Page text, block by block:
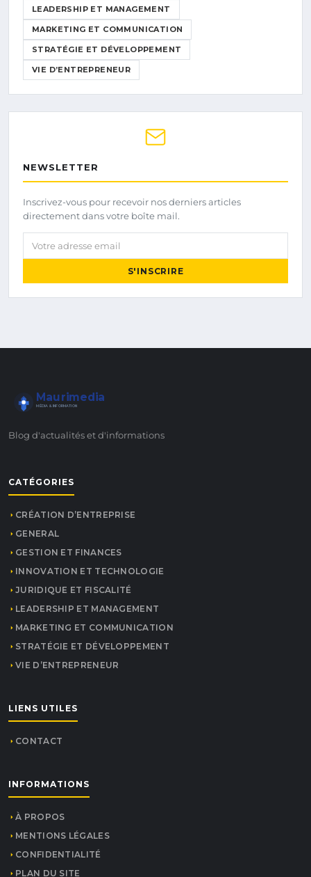
LEADERSHIP ET MANAGEMENT
MARKETING ET COMMUNICATION
STRATÉGIE ET DÉVELOPPEMENT
VIE D’ENTREPRENEUR
NEWSLETTER
Inscrivez-vous pour recevoir nos derniers articles
directement dans votre boîte mail.
Votre adresse email
S'INSCRIRE
Maurimedia
MÉDIA & INFORMATION
Blog d'actualités et d'informations
CATÉGORIES
CRÉATION D’ENTREPRISE
GENERAL
GESTION ET FINANCES
INNOVATION ET TECHNOLOGIE
JURIDIQUE ET FISCALITÉ
LEADERSHIP ET MANAGEMENT
MARKETING ET COMMUNICATION
STRATÉGIE ET DÉVELOPPEMENT
VIE D’ENTREPRENEUR
LIENS UTILES
CONTACT
INFORMATIONS
À PROPOS
MENTIONS LÉGALES
CONFIDENTIALITÉ
PLAN DU SITE